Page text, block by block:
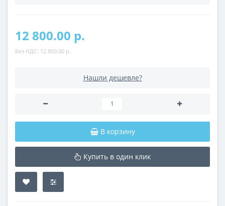
12 800.00 р.
Без НДС: 12 800.00 р.
Нашли дешевле?
В корзину
Купить в один клик